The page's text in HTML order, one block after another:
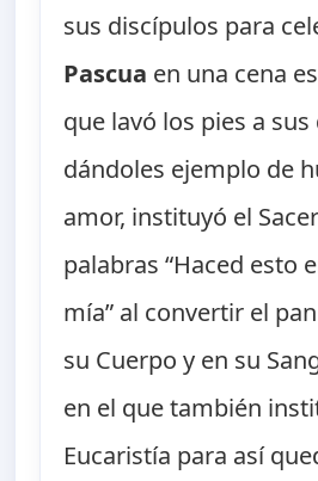
sus discípulos para
Pascua en una cena
que lavó los pies a
dándoles ejemplo de
amor, instituyó el
palabras “Haced esto
mía” al convertir el
su Cuerpo y en su
en el que también
Eucaristía para así